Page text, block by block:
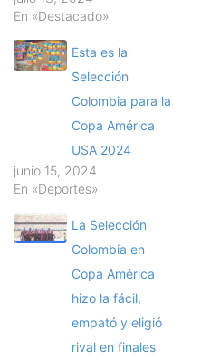
En «Destacado»
Esta es la
Selección
Colombia para la
Copa América
USA 2024
junio 15, 2024
En «Deportes»
La Selección
Colombia en
Copa América
hizo la fácil,
empató y eligió
rival en finales